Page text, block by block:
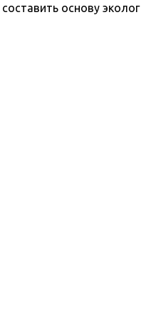
основу эколог